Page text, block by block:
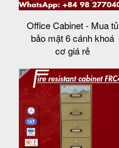
Office Cabinet - Mua tủ
bảo mật 6 cánh khoá
cơ giá rẻ